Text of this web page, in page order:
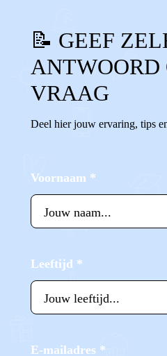
📝 GEEF
ANTWOORD
VRAAG
Deel hier jouw ervaring, tips
Voornaam *
Leeftijd *
E-mailadres *